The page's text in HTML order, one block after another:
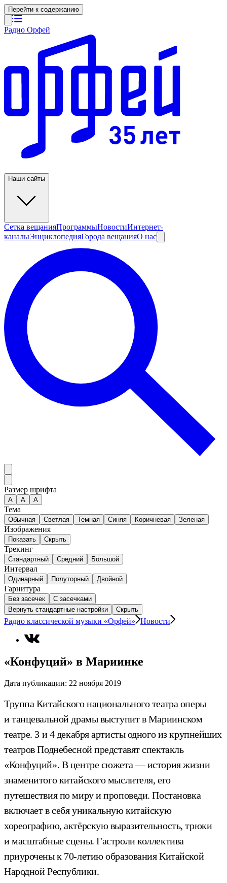
Перейти к содержанию
Радио Орфей
Наши сайты
Сетка вещанияПрограммыНовостиИнтернет-
каналыЭнциклопедияГорода вещанияО нас
Размер шрифта
А A A
Тема
Обычная Светлая Темная Синяя Коричневая Зеленая
Изображения
Показать Скрыть
Трекинг
Стандартный Средний Большой
Интервал
Одинарный Полуторный Двойной
Гарнитура
Без засечек
С засечками
Вернуть стандартные настройки
Скрыть
Радио классической музыки «Орфей» Новости
«Конфуций» в Мариинке
Дата публикации: 22 ноября 2019
Труппа Китайского национального театра оперы
и танцевальной драмы выступит в Мариинском
театре. 3 и 4 декабря артисты одного из крупнейших
театров Поднебесной представят спектакль
«Конфуций». В центре сюжета — история жизни
знаменитого китайского мыслителя, его
путешествия по миру и проповеди. Постановка
включает в себя уникальную китайскую
хореографию, актёрскую выразительность, трюки
и масштабные сцены. Гастроли коллектива
приурочены к 70-летию образования Китайской
Народной Республики.